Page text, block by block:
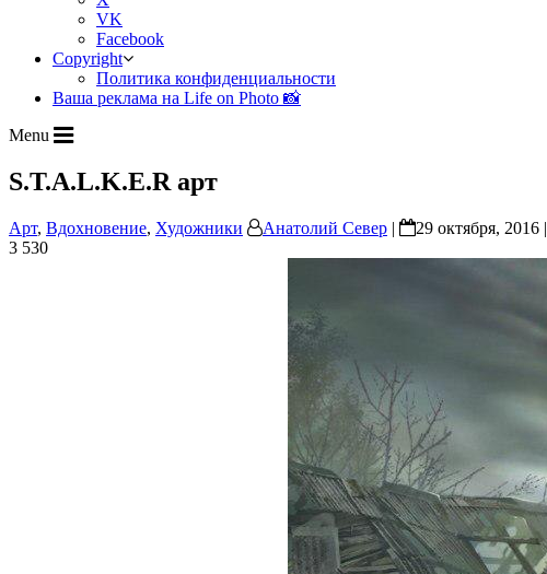
VK
Facebook
Copyright
Политика конфиденциальности
Ваша реклама на Life on Photo 📸
Menu
S.T.A.L.K.E.R арт
Арт, Вдохновение, Художники Анатолий Север | 29 октября, 2016 |
3 530